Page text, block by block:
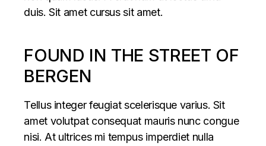
duis. Sit amet cursus sit amet.
FOUND IN THE STREET OF
BERGEN
Tellus integer feugiat scelerisque varius. Sit
amet volutpat consequat mauris nunc congue
nisi. At ultrices mi tempus imperdiet nulla